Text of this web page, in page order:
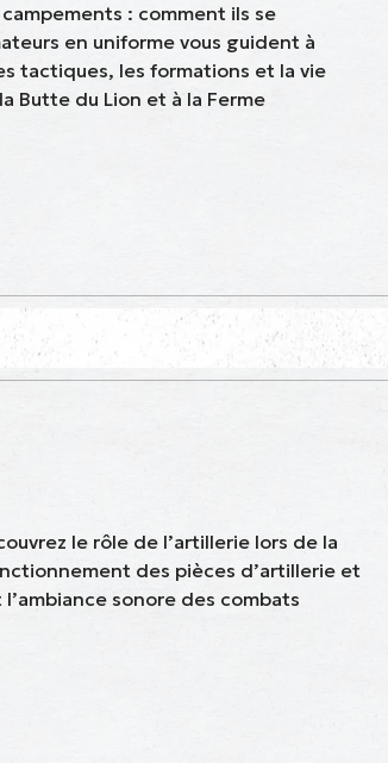
: comment ils se
en uniforme vous guident à
tactiques, les formations et la vie
Butte du Lion et à la Ferme
le rôle de l’artillerie lors de la
des pièces d’artillerie et
sonore des combats